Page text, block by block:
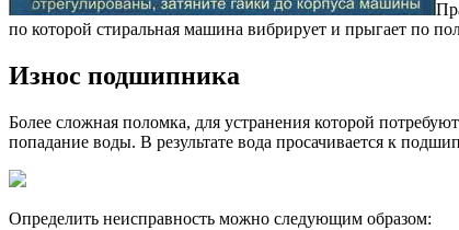
по которой стиральная машина вибрирует и прыгает по
Износ подшипника
Более сложная поломка, для устранения которой
попадание воды. В результате вода просачивается к
Определить неисправность можно следующим образом: